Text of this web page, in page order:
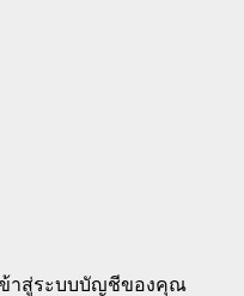
าสู่ระบบบัญชีของคุณ